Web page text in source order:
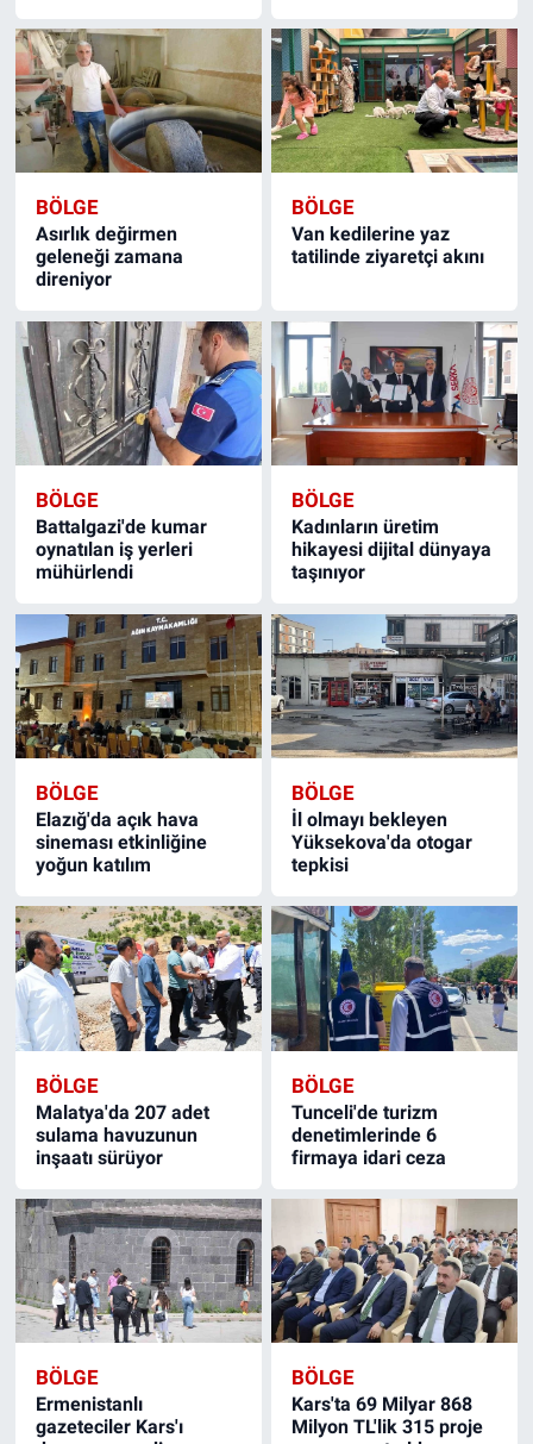
BÖLGE
Asırlık değirmen
geleneği zamana
direniyor
BÖLGE
Van kedilerine yaz
tatilinde ziyaretçi akını
BÖLGE
Battalgazi'de kumar
oynatılan iş yerleri
mühürlendi
BÖLGE
Kadınların üretim
hikayesi dijital dünyaya
taşınıyor
BÖLGE
Elazığ'da açık hava
sineması etkinliğine
yoğun katılım
BÖLGE
İl olmayı bekleyen
Yüksekova'da otogar
tepkisi
BÖLGE
Malatya'da 207 adet
sulama havuzunun
inşaatı sürüyor
BÖLGE
Tunceli'de turizm
denetimlerinde 6
firmaya idari ceza
BÖLGE
Ermenistanlı
gazeteciler Kars'ı
BÖLGE
Kars'ta 69 Milyar 868
Milyon TL'lik 315 proje